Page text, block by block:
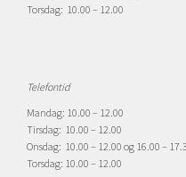
Torsdag: 10.00 – 12.00
Telefontid
Mandag: 10.00 – 12.00
Tirsdag: 10.00 – 12.00
Onsdag: 10.00 – 12.00 og 16.00 –
Torsdag: 10.00 – 12.00